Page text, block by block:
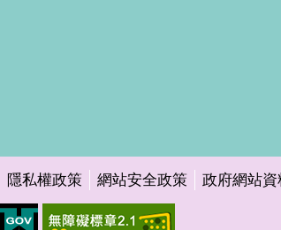
隱私權政策 網站安全政策 政府網站